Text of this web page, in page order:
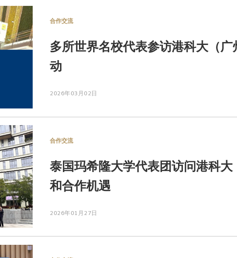
合作交流
多所世界名校代表参访港科大（
动
2026年03月02日
合作交流
泰国玛希隆大学代表团访问港科
和合作机遇
2026年01月27日